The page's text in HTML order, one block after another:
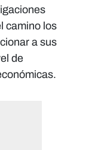
camino los
a sus
de